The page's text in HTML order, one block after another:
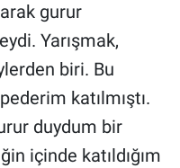
gurur
Yarışmak,
biri. Bu
katılmıştı.
duydum bir
içinde katıldığım